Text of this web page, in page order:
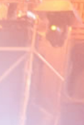
Bats :
du
Bats est avant
que je
en